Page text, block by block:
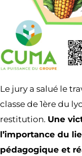
Le jury a salué le
classe de 1ère du
restitution. Une
l’importance du
pédagogique et